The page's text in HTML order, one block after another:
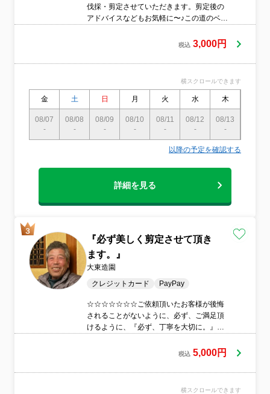
伐採・剪定させていただきます。剪定後の
アドバイスなどもお気軽に〜♪この道のベテ
税込 3,000円
横スクロールできます
金 土 日 月 火 水 木
08/07
-
08/08
-
08/09
-
08/10
-
08/11
-
08/12
-
08/13
-
以降の予定を確認する
詳細を見る
『必ず美しく剪定させて頂き
ます。』
大東造園
クレジットカード
PayPay
☆☆☆☆☆☆☆ご依頼頂いたお客様が後悔
されることがないように、必ず、ご満足頂
けるように、『必ず、丁寧を大切に。』祖
税込 5,000円
横スクロールできます